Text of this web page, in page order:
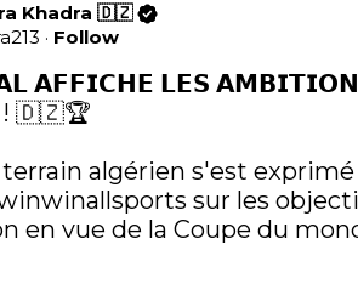
Khadra 🇩🇿
· Follow
𝗔𝗙𝗙𝗜𝗖𝗛𝗘 𝗟𝗘𝗦
🇩🇿🏆
algérien s'est exprimé
sur les
en vue de la Coupe du